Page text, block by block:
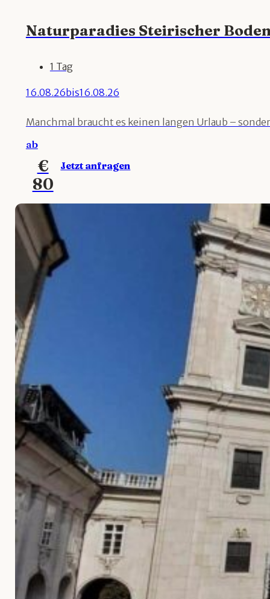
Naturparadies Steirischer
1 Tag
16.08.26bis16.08.26
Manchmal braucht es keinen langen Urlaub –
ab
€
80
Jetzt anfragen